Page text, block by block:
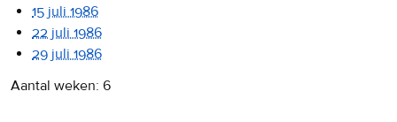
15 juli 1986
22 juli 1986
29 juli 1986
Aantal weken: 6